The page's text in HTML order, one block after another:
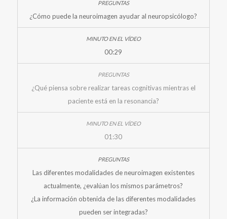
¿Cómo puede la neuroimagen ayudar al neuropsicólogo?
00:29
¿Qué piensa sobre realizar tareas cognitivas mientras el
paciente está en la resonancia?
01:30
Las diferentes modalidades de neuroimagen existentes
actualmente, ¿evalúan los mismos parámetros?
¿La información obtenida de las diferentes modalidades
pueden ser integradas?